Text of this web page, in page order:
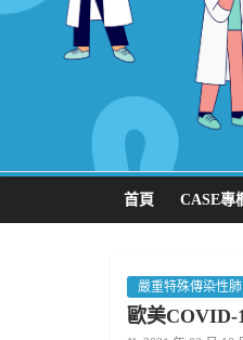
首頁 CASE專
嚴重特殊傳染性
歐美COVID-